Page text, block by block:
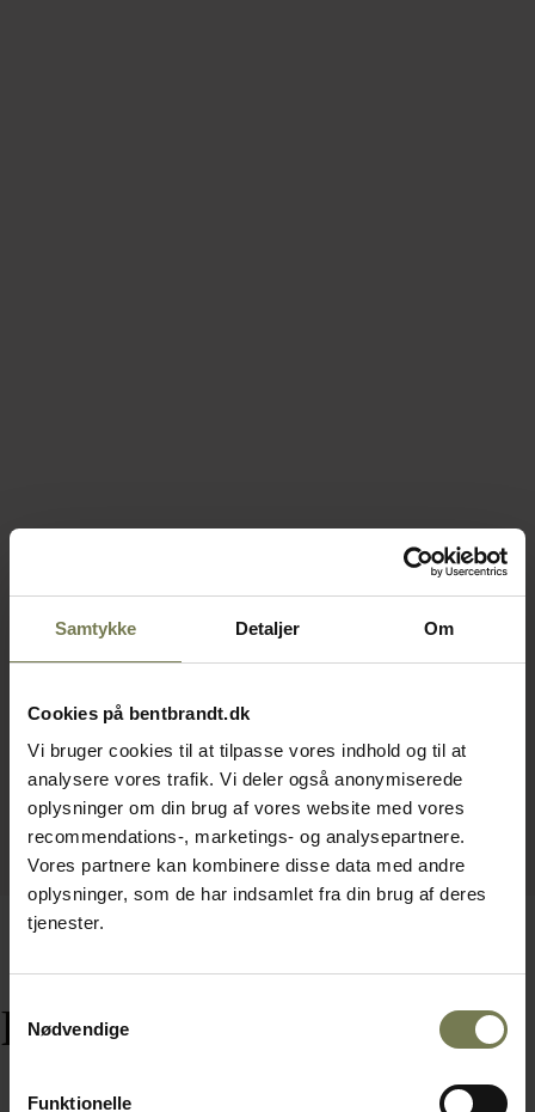
Samtykke Detaljer Om
Cookies på bentbrandt.dk
Vi bruger cookies til at tilpasse vores indhold og til at
analysere vores trafik. Vi deler også anonymiserede
oplysninger om din brug af vores website med vores
recommendations-, marketings- og analysepartnere.
Vores partnere kan kombinere disse data med andre
oplysninger, som de har indsamlet fra din brug af deres
tjenester.
Nødvendige
Funktionelle
Relaterede varer